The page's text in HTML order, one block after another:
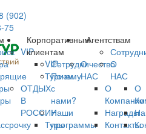
(902)
75
VIP
VIP-
Туризм
ОТДЫХ
В
РОССИИ
Туры
Корпоративным
клиентам
Сотрудничество
Почему
с
нами?
Наши
программы
О
НАС
О
Компании
Награды
Контакты
Агентствам
О
НАС
О